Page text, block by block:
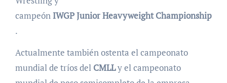
campeónIWGPJuniorHeavyweight Championship
.
Actualmente también ostenta el campeonato
mundial de tríos del CMLLy el campeonato